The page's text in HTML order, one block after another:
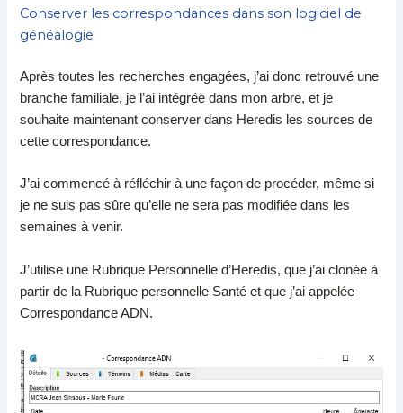
Conserver les correspondances dans son logiciel de
généalogie
Après toutes les recherches engagées, j’ai donc retrouvé une
branche familiale, je l’ai intégrée dans mon arbre, et je
souhaite maintenant conserver dans Heredis les sources de
cette correspondance.
J’ai commencé à réfléchir à une façon de procéder, même si
je ne suis pas sûre qu’elle ne sera pas modifiée dans les
semaines à venir.
J’utilise une Rubrique Personnelle d’Heredis, que j’ai clonée à
partir de la Rubrique personnelle Santé et que j’ai appelée
Correspondance ADN.